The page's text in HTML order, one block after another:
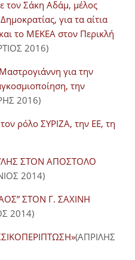
τον Σάκη Αδάμ, μέλος
για τα αίτια
το ΜΕΚΕΑ στον Περικλή
2016)
για την
την
2016)
ρόλο ΣΥΡΙΖΑ, την ΕΕ, τη
ΣΤΟΝ ΑΠΟΣΤΟΛΟ
2014)
ΣΤΟΝ Γ. ΣΑΧΙΝΗ
2014)
(ΑΠΡΙΛΗΣ